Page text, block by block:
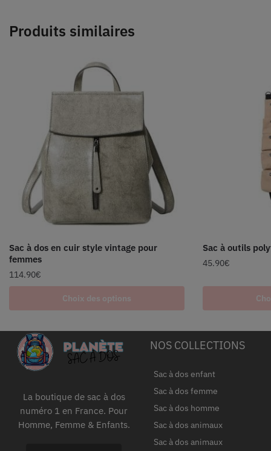
Produits similaires
Sac à dos en cuir style vintage pour
femmes
114.90€
Choix des options
Sac à outils
45.90€
La boutique de sac à dos
numéro 1 en France. Pour
Homme, Femme & Enfants.
NOS COLLECTIONS
Sac à dos enfant
Sac à dos femme
Sac à dos homme
Sac à dos animaux
Sac à dos animaux